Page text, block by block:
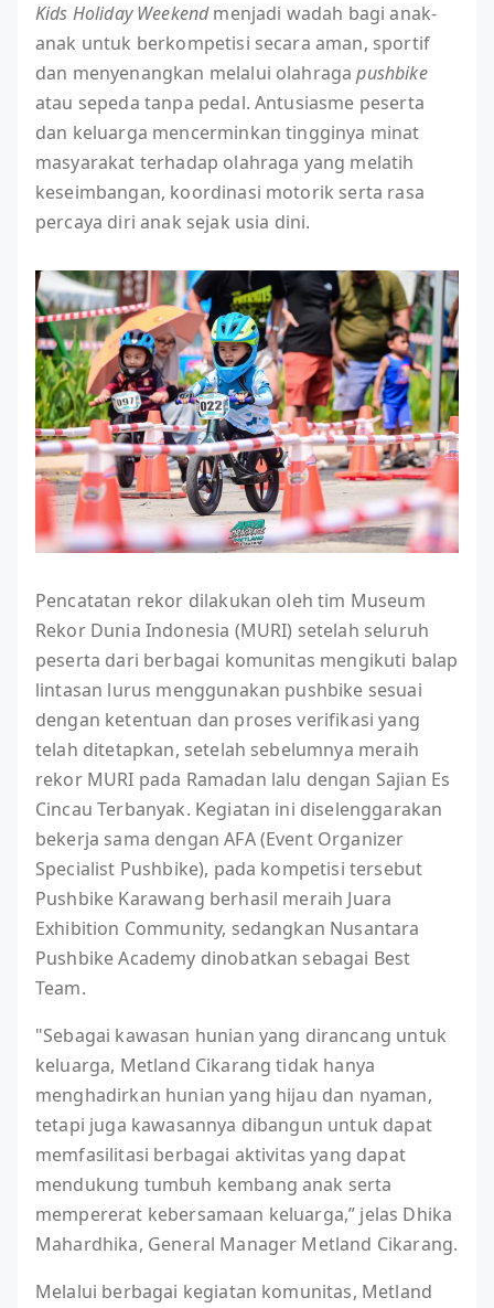
Kids Holiday Weekendmenjadi wadah bagi anak-
anak untuk berkompetisi secara aman, sportif
dan menyenangkan melalui olahragapushbike
atau sepeda tanpa pedal. Antusiasme peserta
dan keluarga mencerminkan tingginya minat
masyarakat terhadap olahraga yang melatih
keseimbangan, koordinasi motorik serta rasa
percaya diri anak sejak usia dini.
Pencatatan rekor dilakukan oleh tim Museum
Rekor Dunia Indonesia (MURI) setelah seluruh
peserta dari berbagai komunitas mengikuti balap
lintasan lurus menggunakan pushbike sesuai
dengan ketentuan dan proses verifikasi yang
telah ditetapkan, setelah sebelumnya meraih
rekor MURI pada Ramadan lalu dengan Sajian Es
Cincau Terbanyak. Kegiatan ini diselenggarakan
bekerja sama dengan AFA (Event Organizer
Specialist Pushbike), pada kompetisi tersebut
Pushbike Karawang berhasil meraih Juara
Exhibition Community, sedangkan Nusantara
Pushbike Academy dinobatkan sebagai Best
Team.
"Sebagai kawasan hunian yang dirancang untuk
keluarga, Metland Cikarang tidak hanya
menghadirkan hunian yang hijau dan nyaman,
tetapi juga kawasannya dibangun untuk dapat
memfasilitasi berbagai aktivitas yang dapat
mendukung tumbuh kembang anak serta
mempererat kebersamaan keluarga,” jelas Dhika
Mahardhika, General Manager Metland Cikarang.
Melalui berbagai kegiatan komunitas, Metland